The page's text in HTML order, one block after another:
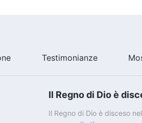
Testimonianze
Il Regno di Dio è
Il Regno di Dio è disceso